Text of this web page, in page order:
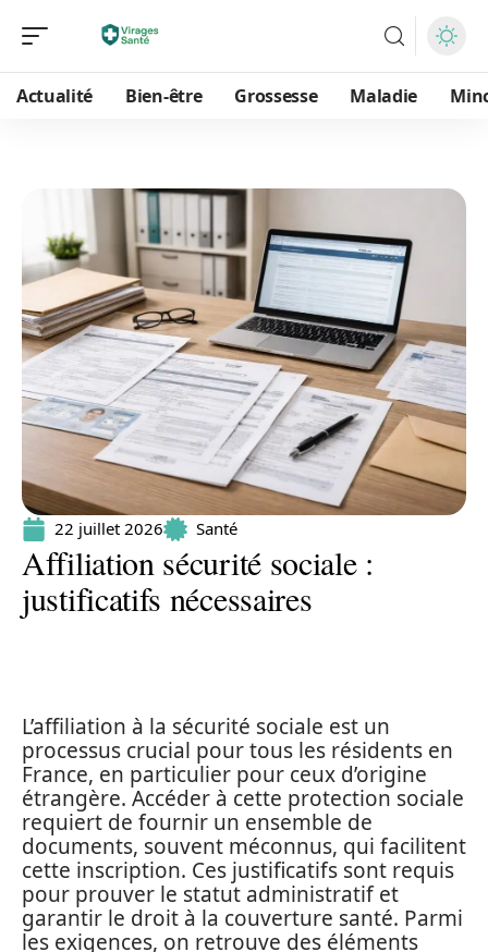
Actualité Bien-être Grossesse Maladie
22 juillet 2026 Santé
Affiliation sécurité sociale :
justificatifs nécessaires
L’affiliation à la sécurité sociale est un
processus crucial pour tous les résidents en
France, en particulier pour ceux d’origine
étrangère. Accéder à cette protection sociale
requiert de fournir un ensemble de
documents, souvent méconnus, qui facilitent
cette inscription. Ces justificatifs sont requis
pour prouver le statut administratif et
garantir le droit à la couverture santé. Parmi
les exigences, on retrouve des éléments